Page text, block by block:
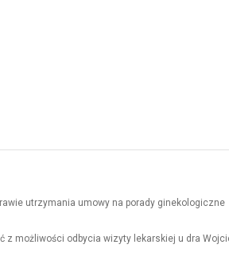
utrzymania umowy na porady ginekologiczne
z możliwości odbycia wizyty lekarskiej u dra